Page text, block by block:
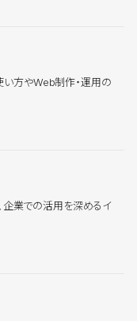
方やWeb制作・運用の
企業での活用を深めるイ